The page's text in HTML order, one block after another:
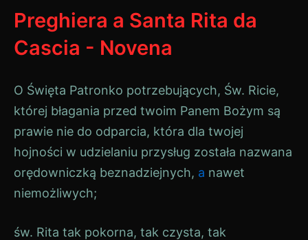
Preghiera a Santa Rita da
Cascia - Novena
O Święta Patronko potrzebujących, Św. Ricie,
której błagania przed twoim Panem Bożym są
prawie nie do odparcia, która dla twojej
hojności w udzielaniu przysług została nazwana
orędowniczką beznadziejnych, a nawet
niemożliwych;
św. Rita tak pokorna, tak czysta, tak